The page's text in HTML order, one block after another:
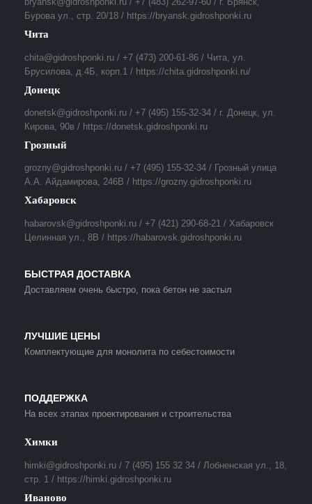
Бурова ул., стр. 20/18 / https://bryansk.gidroshponki.ru
Чита
chita@gidroshponki.ru / +7 (473) 200-61-86 / Чита, ул.
Брусилова, д.4Б, корп.1 / https://chita.gidroshponki.ru/
Донецк
donetsk@gidroshponki.ru / +7 (495) 155-32-34 / г. Донецк, ул.
Кирова, 90в / https://donetsk.gidroshponki.ru
Грозный
grozny@gidroshponki.ru / +7 (495) 155-32-34 / Грозный улица
А.А. Айдамирова, 246В / https://grozny.gidroshponki.ru
Хабаровск
habarovsk@gidroshponki.ru / +7 (421) 290-68-21 / Хабаровск
Целинная ул., 8В / https://habarovsk.gidroshponki.ru
БЫСТРАЯ ДОСТАВКА
Доставляем очень быстро, пока бетон не застыл
ЛУЧШИЕ ЦЕНЫ
Комплектующие для монолита по себестоимости
ПОДДЕРЖКА
На всех этапах проектирования и строительства
Химки
himki@gidroshponki.ru / 7 (495) 155 32 34 / Лобненская ул., 18,
стр. 1 / https://himki.gidroshponki.ru
Иваново